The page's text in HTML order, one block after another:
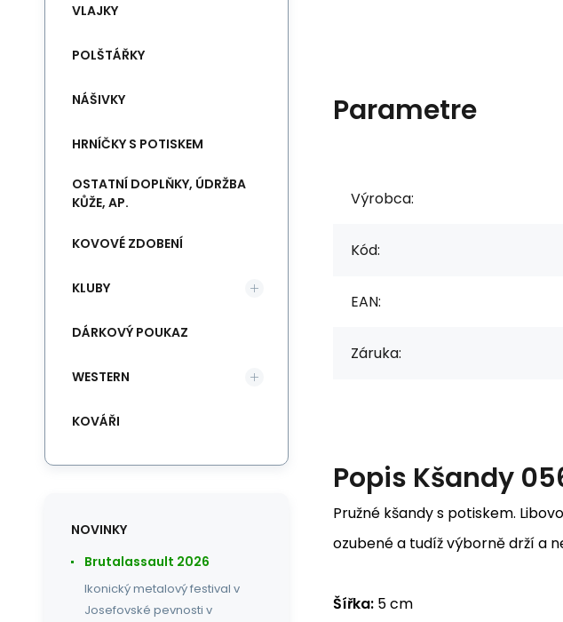
Parametre
Výrobca:
Kód:
EAN:
Záruka:
Popis Kšandy
Pružné kšandy s potiskem.
ozubené a tudíž výborně drží a
Šířka: 5 cm
VLAJKY
POLŠTÁŘKY
NÁŠIVKY
HRNÍČKY S POTISKEM
OSTATNÍ DOPLŇKY, ÚDRŽBA
KŮŽE, AP.
KOVOVÉ ZDOBENÍ
KLUBY
DÁRKOVÝ POUKAZ
WESTERN
KOVÁŘI
NOVINKY
Brutalassault 2026
Ikonický metalový festival v
Josefovské pevnosti v